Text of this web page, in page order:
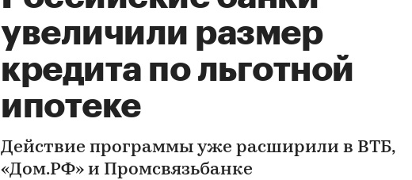
увеличили размер
кредита по льготной
ипотеке
Действие программы уже расширили в ВТБ,
«Дом.РФ» и Промсвязьбанке